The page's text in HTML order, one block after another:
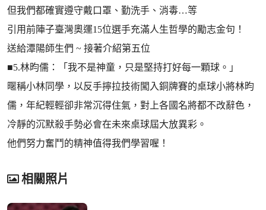
但我們都確實遵守戴口罩、勤洗手、消毒…等
引用前陣子臺灣奧運15位選手充滿人生哲學的勵志金句！
送給潭陽師生們 ~ 接著介紹第五位
■5.林昀儒：「我不是神童，只是堅持打好每一顆球。」
暱稱小林同學，以反手擰拉技術闖入銅牌賽的桌球小將林昀
儒，年紀輕輕卻非常沉得住氣，對上各國名將都不改辭色，
冷靜的沉默殺手勢必會在未來桌球屆大放異彩。
他們努力奮鬥的精神值得我們學習喔！
相關照片